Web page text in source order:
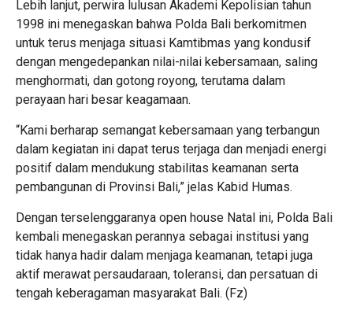
Lebih lanjut, perwira lulusan Akademi Kepolisian tahun
1998 ini menegaskan bahwa Polda Bali berkomitmen
untuk terus menjaga situasi Kamtibmas yang kondusif
dengan mengedepankan nilai-nilai kebersamaan, saling
menghormati, dan gotong royong, terutama dalam
perayaan hari besar keagamaan.
“Kami berharap semangat kebersamaan yang terbangun
dalam kegiatan ini dapat terus terjaga dan menjadi energi
positif dalam mendukung stabilitas keamanan serta
pembangunan di Provinsi Bali,” jelas Kabid Humas.
Dengan terselenggaranya open house Natal ini, Polda Bali
kembali menegaskan perannya sebagai institusi yang
tidak hanya hadir dalam menjaga keamanan, tetapi juga
aktif merawat persaudaraan, toleransi, dan persatuan di
tengah keberagaman masyarakat Bali. (Fz)